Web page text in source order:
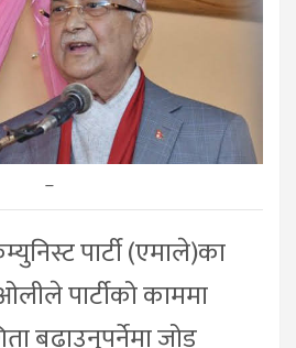
–
पार्टी (एमाले)का
पार्टीको काममा